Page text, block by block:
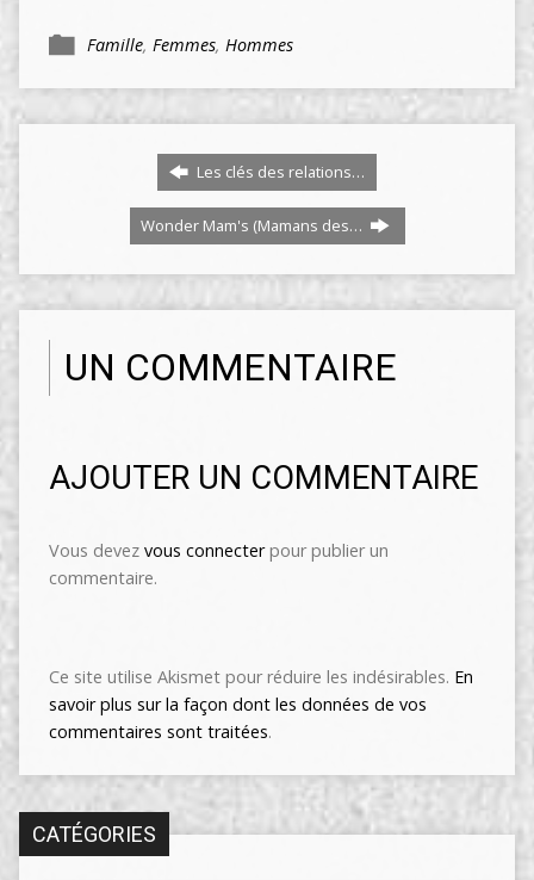
Famille, Femmes, Hommes
Les clés des relations…
Wonder Mam's (Mamans des…
UN COMMENTAIRE
AJOUTER UN COMMENTAIRE
Vous devez vous connecterpour publier un
commentaire.
Ce site utilise Akismet pour réduire les indésirables. En
savoir plus sur la façon dont les données de vos
commentaires sont traitées.
CATÉGORIES